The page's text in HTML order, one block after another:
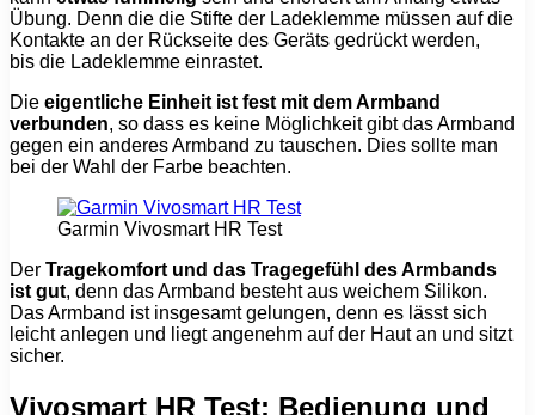
Übung. Denn die die Stifte der Ladeklemme müssen auf die
Kontakte an der Rückseite des Geräts gedrückt werden,
bis die Ladeklemme einrastet.
Die eigentliche Einheit ist fest mit dem Armband
verbunden, so dass es keine Möglichkeit gibt das Armband
gegen ein anderes Armband zu tauschen. Dies sollte man
bei der Wahl der Farbe beachten.
Garmin Vivosmart HR Test
Der Tragekomfort und das Tragegefühl des Armbands
ist gut, denn das Armband besteht aus weichem Silikon.
Das Armband ist insgesamt gelungen, denn es lässt sich
leicht anlegen und liegt angenehm auf der Haut an und sitzt
sicher.
Vivosmart HR Test: Bedienung und